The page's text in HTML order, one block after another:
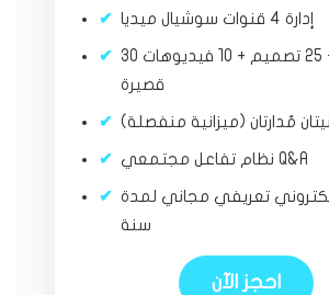
إدارة 4 قنوات سوشيال ميديا
30 منشور + 25 تصميم + 10 فيديوهات
قصيرة
مُدارتان (ميزانية منفصلة)
نظام تفاعل مجتمعي Q&A
تعريفي مجاني لمدة
سنة
احجز الآن